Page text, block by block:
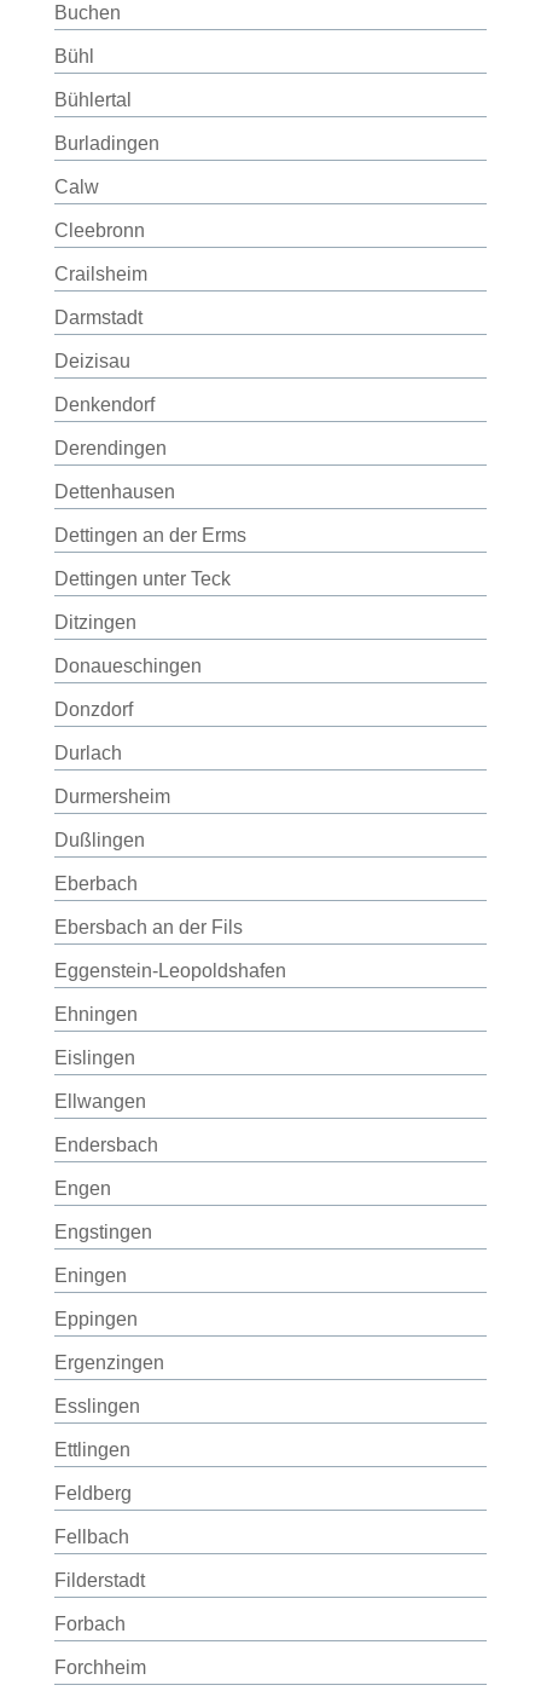
Buchen
Bühl
Bühlertal
Burladingen
Calw
Cleebronn
Crailsheim
Darmstadt
Deizisau
Denkendorf
Derendingen
Dettenhausen
Dettingen an der Erms
Dettingen unter Teck
Ditzingen
Donaueschingen
Donzdorf
Durlach
Durmersheim
Dußlingen
Eberbach
Ebersbach an der Fils
Eggenstein-Leopoldshafen
Ehningen
Eislingen
Ellwangen
Endersbach
Engen
Engstingen
Eningen
Eppingen
Ergenzingen
Esslingen
Ettlingen
Feldberg
Fellbach
Filderstadt
Forbach
Forchheim